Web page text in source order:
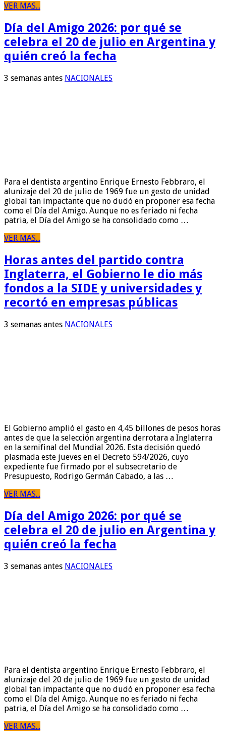
VER MAS...
Día del Amigo 2026: por qué se
celebra el 20 de julio en Argentina y
quién creó la fecha
3 semanas antes NACIONALES
Para el dentista argentino Enrique Ernesto Febbraro, el
alunizaje del 20 de julio de 1969 fue un gesto de unidad
global tan impactante que no dudó en proponer esa fecha
como el Día del Amigo. Aunque no es feriado ni fecha
patria, el Día del Amigo se ha consolidado como …
VER MAS...
Horas antes del partido contra
Inglaterra, el Gobierno le dio más
fondos a la SIDE y universidades y
recortó en empresas públicas
3 semanas antes NACIONALES
El Gobierno amplió el gasto en 4,45 billones de pesos horas
antes de que la selección argentina derrotara a Inglaterra
en la semifinal del Mundial 2026. Esta decisión quedó
plasmada este jueves en el Decreto 594/2026, cuyo
expediente fue firmado por el subsecretario de
Presupuesto, Rodrigo Germán Cabado, a las …
VER MAS...
Día del Amigo 2026: por qué se
celebra el 20 de julio en Argentina y
quién creó la fecha
3 semanas antes NACIONALES
Para el dentista argentino Enrique Ernesto Febbraro, el
alunizaje del 20 de julio de 1969 fue un gesto de unidad
global tan impactante que no dudó en proponer esa fecha
como el Día del Amigo. Aunque no es feriado ni fecha
patria, el Día del Amigo se ha consolidado como …
VER MAS...